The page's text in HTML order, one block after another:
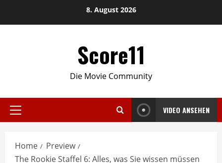
8. August 2026
Score11
Die Movie Community
Primary
VIDEO ANSEHEN
Home
Preview
The Rookie Staffel 6: Alles, was Sie wissen müssen